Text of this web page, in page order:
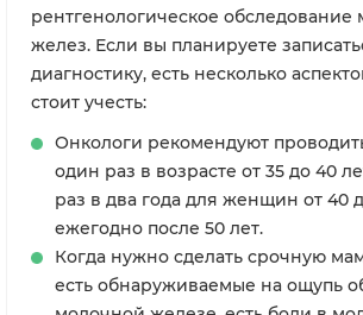
рентгенологическое обследование
желез. Если вы планируете
диагностику, есть несколько
стоит учесть:
Онкологи рекомендуют
один раз в возрасте от 35 до 40
раз в два года для женщин от 40
ежегодно после 50 лет.
Когда нужно сделать срочную
есть обнаруживаемые на ощупь